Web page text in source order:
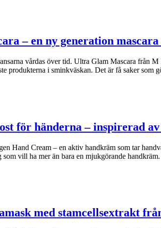
– en ny generation
vårdas över tid. Ultra Glam Mascara från
produkterna i sminkväskan. Det är få saker
för händerna – inspirerad
Hand Cream – en aktiv handkräm som tar
vill ha mer än bara en mjukgörande
med stamcellsextrakt